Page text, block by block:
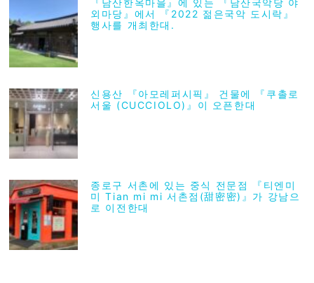
『남산한옥마을』에 있는 『남산국악당 야
외마당』에서 『2022 젊은국악 도시락』
행사를 개최한대.
신용산 『아모레퍼시픽』 건물에 『쿠촐로
서울 (CUCCIOLO)』이 오픈한대
종로구 서촌에 있는 중식 전문점 『티엔미
미 Tian mi mi 서촌점(甜密密)』가 강남으
로 이전한대